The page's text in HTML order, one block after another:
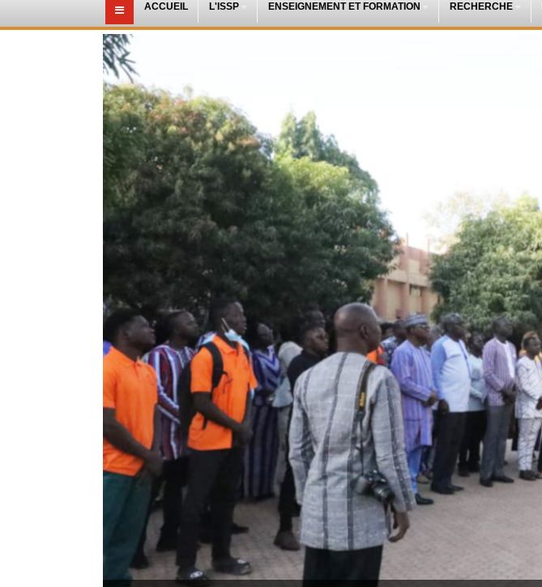
ACCUEIL L'ISSP ENSEIGNEMENT ET FORMATION RECHERCHE